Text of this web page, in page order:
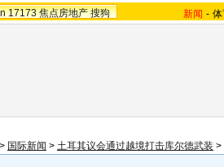
17173 焦点房地产 搜狗 新闻 -
> 国际新闻 > 土耳其议会通过越境打击库尔德武装 >